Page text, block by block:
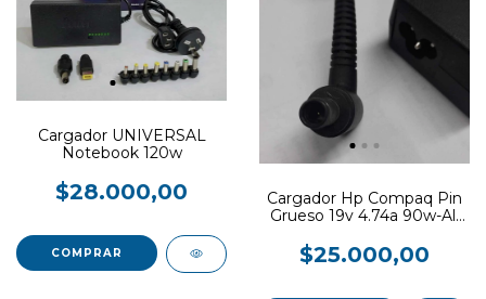
Cargador UNIVERSAL
Notebook 120w
$28.000,00
Cargador Hp Compaq Pin
Grueso 19v 4.74a 90w-All
$25.000,00